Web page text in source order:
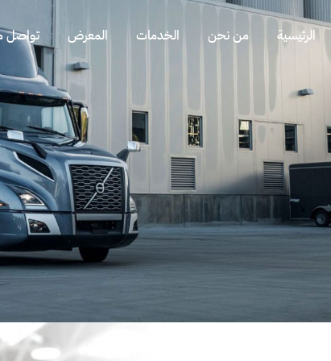
الرئيسية من نحن الخدمات المعرض تواصل